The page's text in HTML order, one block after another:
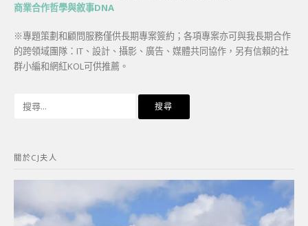
商業合作哲學與敘事DNA
※專題策劃和顧問服務僅供長期專案簽約；各項專案亦可與我長期合作
的跨領域團隊：IT、設計、攝影、廣告、媒體共同協作，另有信賴的社
群小編和網紅KOL可供推薦。
字:
關於CJ夫人